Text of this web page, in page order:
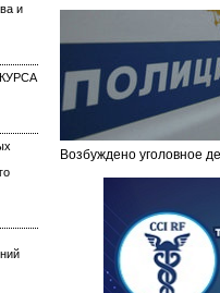
и
Возбуждено уголовное